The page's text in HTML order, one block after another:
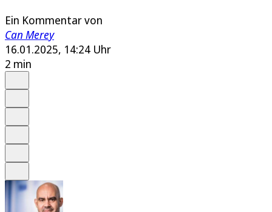
Ein Kommentar von
Can Merey
16.01.2025, 14:24 Uhr
2 min